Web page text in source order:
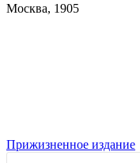
Москва, 1905
Прижизненное издание